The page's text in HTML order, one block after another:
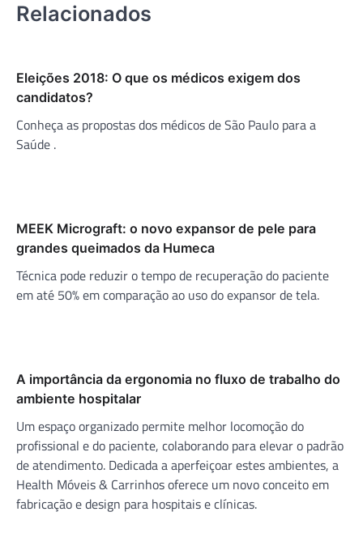
Relacionados
Eleições 2018: O que os médicos exigem dos
candidatos?
Conheça as propostas dos médicos de São Paulo para a
Saúde .
MEEK Micrograft: o novo expansor de pele para
grandes queimados da Humeca
Técnica pode reduzir o tempo de recuperação do paciente
em até 50% em comparação ao uso do expansor de tela.
A importância da ergonomia no fluxo de trabalho do
ambiente hospitalar
Um espaço organizado permite melhor locomoção do
profissional e do paciente, colaborando para elevar o padrão
de atendimento. Dedicada a aperfeiçoar estes ambientes, a
Health Móveis & Carrinhos oferece um novo conceito em
fabricação e design para hospitais e clínicas.